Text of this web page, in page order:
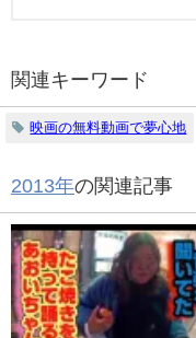
関連キーワード
映画の無料動画で夢心地
2013年の関連記事